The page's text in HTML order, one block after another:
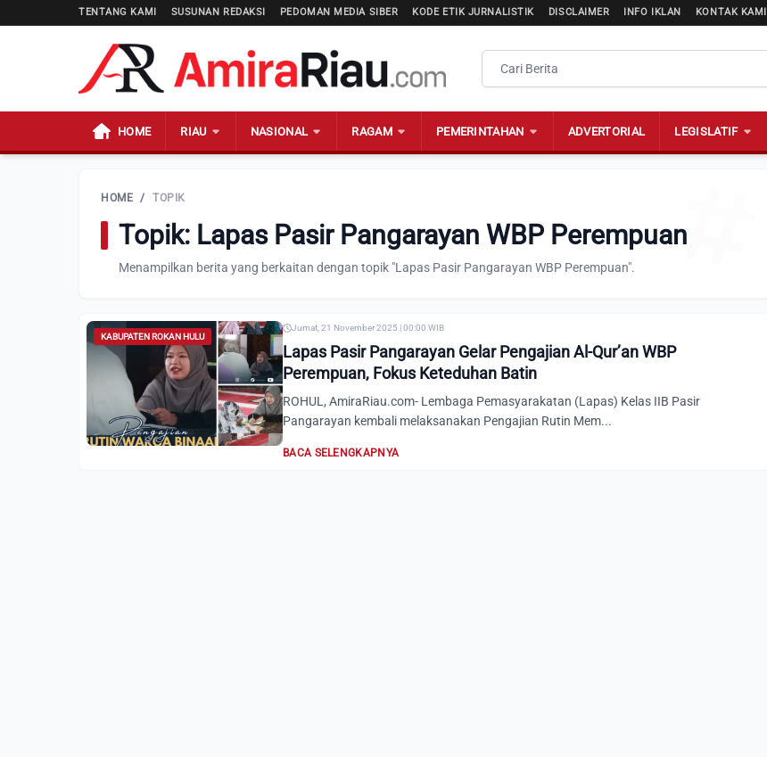
TENTANG KAMI SUSUNAN REDAKSI PEDOMAN MEDIA SIBER KODE ETIK JURNALISTIK DISCLAIMER INFO IKLAN KONTAK KAMI
HOME RIAU NASIONAL RAGAM PEMERINTAHAN ADVERTORIAL LEGISLATIF
HOME / TOPIK
Topik: Lapas Pasir Pangarayan WBP Perempuan
Menampilkan berita yang berkaitan dengan topik "Lapas Pasir Pangarayan WBP Perempuan".
KABUPATEN ROKAN HULU
Jumat, 21 November 2025 | 00:00 WIB
Lapas Pasir Pangarayan Gelar Pengajian Al-Qur’an WBP
Perempuan, Fokus Keteduhan Batin
ROHUL, AmiraRiau.com- Lembaga Pemasyarakatan (Lapas) Kelas IIB Pasir
Pangarayan kembali melaksanakan Pengajian Rutin Mem...
BACA SELENGKAPNYA